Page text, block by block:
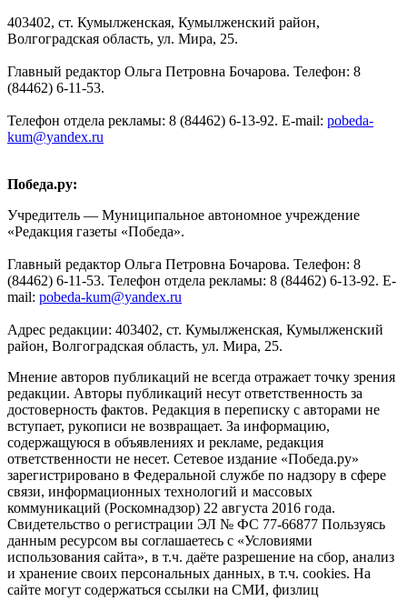
403402, ст. Кумылженская, Кумылженский район,
Волгоградская область, ул. Мира, 25.
Главный редактор Ольга Петровна Бочарова. Телефон: 8
(84462) 6-11-53.
Телефон отдела рекламы: 8 (84462) 6-13-92. E-mail: pobeda-
kum@yandex.ru
Победа.ру:
Учредитель — Муниципальное автономное учреждение
«Редакция газеты «Победа».
Главный редактор Ольга Петровна Бочарова. Телефон: 8
(84462) 6-11-53. Телефон отдела рекламы: 8 (84462) 6-13-92. E-
mail: pobeda-kum@yandex.ru
Адрес редакции: 403402, ст. Кумылженская, Кумылженский
район, Волгоградская область, ул. Мира, 25.
Мнение авторов публикаций не всегда отражает точку зрения
редакции. Авторы публикаций несут ответственность за
достоверность фактов. Редакция в переписку с авторами не
вступает, рукописи не возвращает. За информацию,
содержащуюся в объявлениях и рекламе, редакция
ответственности не несет. Сетевое издание «Победа.ру»
зарегистрировано в Федеральной службе по надзору в сфере
связи, информационных технологий и массовых
коммуникаций (Роскомнадзор) 22 августа 2016 года.
Свидетельство о регистрации ЭЛ № ФС 77-66877 Пользуясь
данным ресурсом вы соглашаетесь с «Условиями
использования сайта», в т.ч. даёте разрешение на сбор, анализ
и хранение своих персональных данных, в т.ч. cookies. На
сайте могут содержаться ссылки на СМИ, физлиц